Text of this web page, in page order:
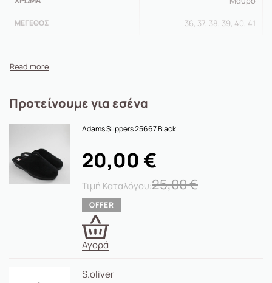
ΜΈΓΕΘΟΣ 36, 37, 38, 39, 40, 41
Προτείνουμε για εσένα
Adams Slippers 25667 Black
25,00€
20,00 €
Αγορά
S.oliver